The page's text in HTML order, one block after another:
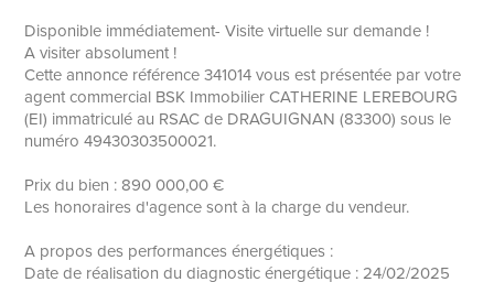
Disponible immédiatement- Visite virtuelle sur demande !
A visiter absolument !
Cette annonce référence 341014 vous est présentée par votre
agent commercial BSK Immobilier CATHERINE LEREBOURG
(EI) immatriculé au RSAC de DRAGUIGNAN (83300) sous le
numéro 49430303500021.
Prix du bien : 890 000,00 €
Les honoraires d'agence sont à la charge du vendeur.
A propos des performances énergétiques :
Date de réalisation du diagnostic énergétique : 24/02/2025